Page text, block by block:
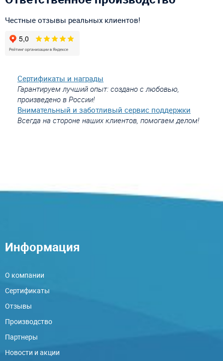
Честные отзывы реальных клиентов!
Сертификаты и награды
Гарантируем лучший опыт: создано с любовью,
произведено в России!
Внимательный и заботливый сервис поддержки
Всегда на стороне наших клиентов, помогаем делом!
Информация
О компании
Сертификаты
Отзывы
Производство
Партнеры
Новости и акции